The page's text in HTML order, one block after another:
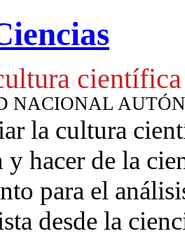
científica
NACIONAL
la cultura
hacer de la
para el
desde la